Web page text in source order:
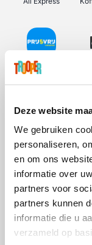
Deze website
We gebruiken
personaliseren,
en om ons
informatie over
partners voor
partners kunnen
informatie die u
verzameld op
Prijsvrij
Vidaxl